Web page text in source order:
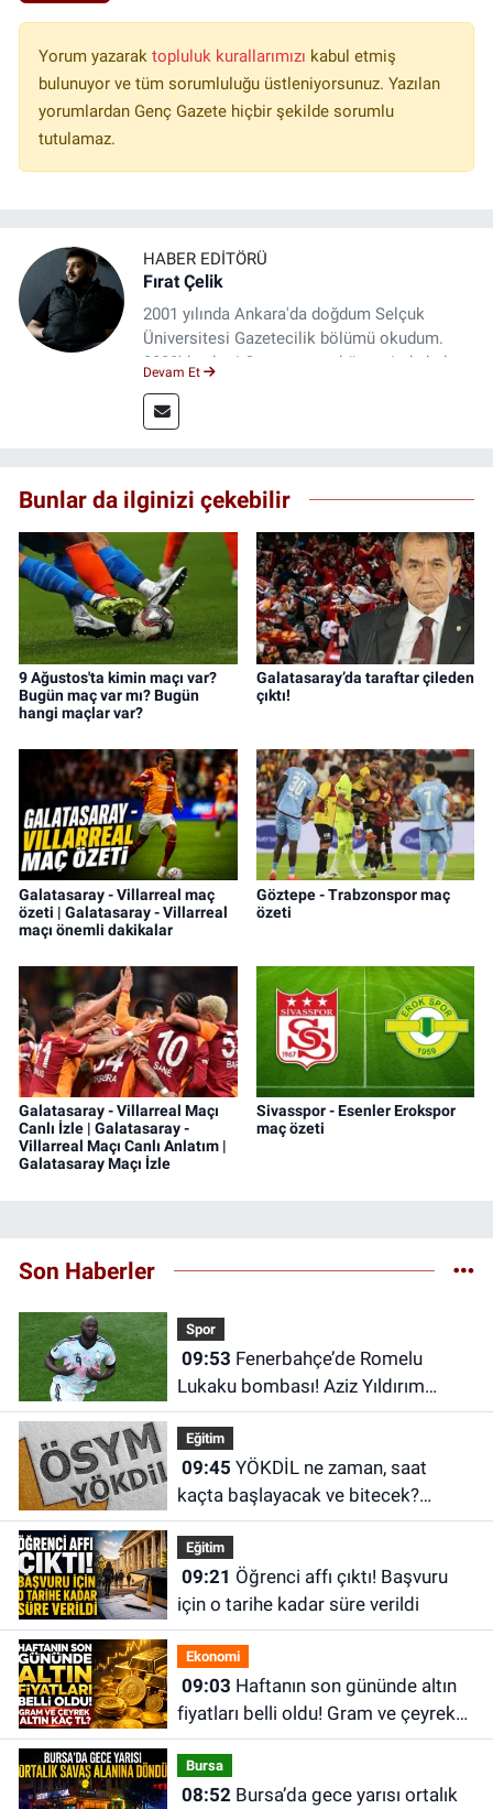
Yorum yazarak topluluk kurallarımızı kabul etmiş
bulunuyor ve tüm sorumluluğu üstleniyorsunuz. Yazılan
yorumlardan Genç Gazete hiçbir şekilde sorumlu
tutulamaz.
HABER EDITÖRÜ
Fırat Çelik
2001 yılında Ankara'da doğdum Selçuk
Üniversitesi Gazetecilik bölümü okudum.
2023'den beri Genç gazete bünyesinde haber
Devam Et
Bunlar da ilginizi çekebilir
9 Ağustos'ta kimin maçı var?
Bugün maç var mı? Bugün
hangi maçlar var?
Galatasaray’da taraftar çileden
çıktı!
Galatasaray - Villarreal maç
özeti | Galatasaray - Villarreal
maçı önemli dakikalar
Göztepe - Trabzonspor maç
özeti
Galatasaray - Villarreal Maçı
Canlı İzle | Galatasaray -
Villarreal Maçı Canlı Anlatım |
Galatasaray Maçı İzle
Sivasspor - Esenler Erokspor
maç özeti
Son Haberler
Spor
09:53
Lukaku bombası! Aziz Yıldırım
devreye girdi
Eğitim
09:45
kaçta başlayacak ve bitecek?
YÖKDİL/2 sonuçları ne zaman
açıklanacak?
Eğitim
09:21
için o tarihe kadar süre verildi
Ekonomi
09:03
fiyatları belli oldu! Gram ve çeyrek
altın kaç TL?
Bursa
08:52Bursa’da gece yarısı ortalık